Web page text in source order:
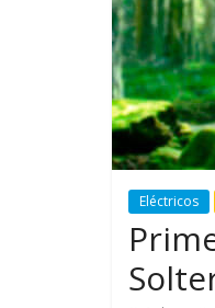
Eléctricos